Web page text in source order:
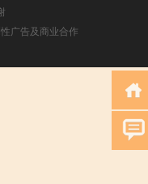
广告及商业合作